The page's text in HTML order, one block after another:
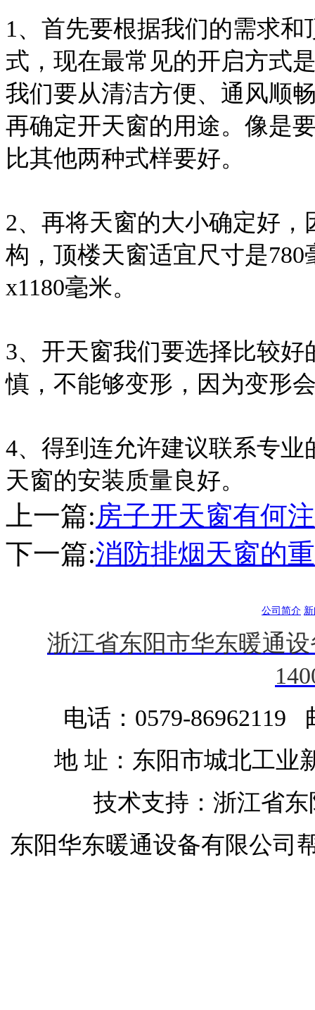
1、首先要根据我们的需求
式，现在最常见的开启方式
我们要从清洁方便、通风顺
再确定开天窗的用途。像是
比其他两种式样要好。
2、再将天窗的大小确定好
构，顶楼天窗适宜尺寸是780
x1180毫米。
3、开天窗我们要选择比较
慎，不能够变形，因为变形
4、得到连允许建议联系专
天窗的安装质量良好。
上一篇:房子开天窗有何
下一篇:消防排烟天窗的
公司简介
浙江省东阳市华东暖通
电话：0579-86962119
地 址：东阳市城北工业
技术支持：浙江省
东阳华东暖通设备有限公司